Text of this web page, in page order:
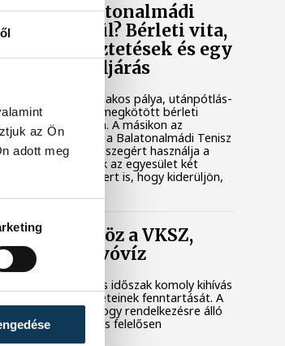
az Ön
adott meg
a balatonalmádi
körül? Bérleti vita,
egyeztetések és egy
jogi eljárás
hagyomány, hat salakos pálya, utánpótlás-
egy hosszú távra megkötött bérleti
áll az egyik oldalon. A másikon az
amely szerint a Balatonalmádi Tenisz
alacsony összegért használja a
Megkerestük az egyesület két
és a polgármestert is, hogy kiderüljön,
öntöz a VKSZ,
fogy az ivóvíz
és az aszályos időszak komoly kihívás
Veszprém zöldfelületeinek fenntartását. A
kiemelt célja, hogy rendelkezésre álló
takarékosan és felelősen